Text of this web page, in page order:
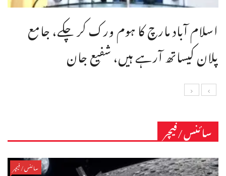
اسلام آباد مارچ کا ہوم ورک کر چکے، جامع
پلان کیساتھ آرہے ہیں، شفیع جان
سائنس/فیچر
سائنس/فیچر